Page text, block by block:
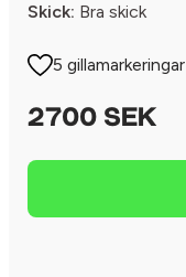
Skick: Bra skick
5 gillamarkeringar
2700 SEK